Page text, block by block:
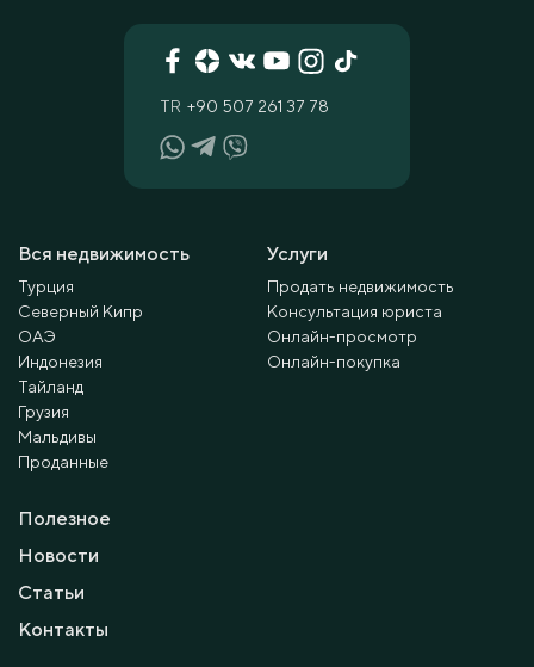
Вся недвижимость
Турция
Северный Кипр
ОАЭ
Индонезия
Тайланд
Грузия
Мальдивы
Проданные
Услуги
Продать недвижимость
Консультация юриста
Онлайн-просмотр
Онлайн-покупка
Полезное
Новости
Статьи
Контакты
TR +90 507 261 37 78